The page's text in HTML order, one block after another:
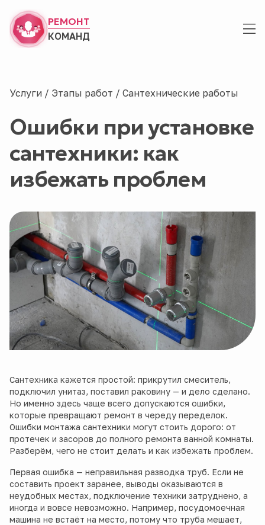
РЕМОНТ
КОМАНД
Услуги / Этапы работ / Сантехнические работы
Ошибки при установке
сантехники: как
избежать проблем
Сантехника кажется простой: прикрутил смеситель,
подключил унитаз, поставил раковину — и дело сделано.
Но именно здесь чаще всего допускаются ошибки,
которые превращают ремонт в череду переделок.
Ошибки монтажа сантехники могут стоить дорого: от
протечек и засоров до полного ремонта ванной комнаты.
Разберём, чего не стоит делать и как избежать проблем.
Первая ошибка — неправильная разводка труб. Если не
составить проект заранее, выводы оказываются в
неудобных местах, подключение техники затруднено, а
иногда и вовсе невозможно. Например, посудомоечная
машина не встаёт на место, потому что труба мешает,